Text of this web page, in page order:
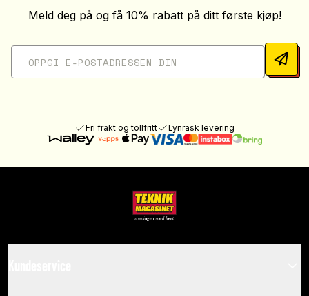
Meld deg på og få 10% rabatt på ditt første kjøp!
Fri frakt og tollfritt Lynrask levering